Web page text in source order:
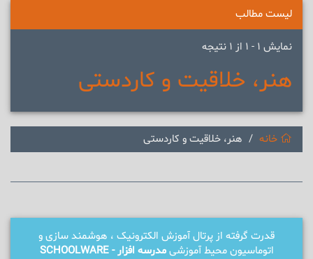
لیست مطالب
نمایش 1 - 1 از 1 نتیجه
هنر، خلاقیت و کاردستی
خانه هنر، خلاقیت و کاردستی
قدرت گرفته از پرتال آموزش الکترونیک ، هوشمند سازی و
اتوماسیون محیط آموزشیمدرسه افزار - SCHOOLWARE